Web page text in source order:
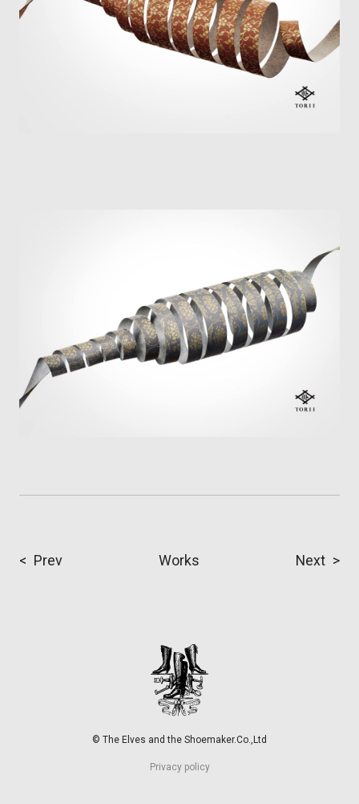
Prev Works Next
© The Elves and the Shoemaker.Co.,Ltd
Privacy policy